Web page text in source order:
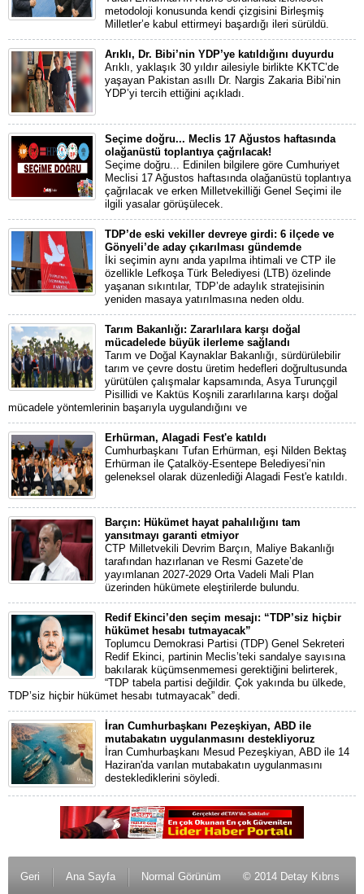
metodoloji konusunda kendi çizgisini Birleşmiş
Milletler’e kabul ettirmeyi başardığı ileri sürüldü.
Arıklı, Dr. Bibi’nin YDP’ye katıldığını duyurdu
Arıklı, yaklaşık 30 yıldır ailesiyle birlikte KKTC’de
yaşayan Pakistan asıllı Dr. Nargis Zakaria Bibi’nin
YDP’yi tercih ettiğini açıkladı.
Seçime doğru... Meclis 17 Ağustos haftasında
olağanüstü toplantıya çağrılacak!
Seçime doğru... Edinilen bilgilere göre Cumhuriyet
Meclisi 17 Ağustos haftasında olağanüstü toplantıya
çağrılacak ve erken Milletvekilliği Genel Seçimi ile
ilgili yasalar görüşülecek.
TDP’de eski vekiller devreye girdi: 6 ilçede ve
Gönyeli’de aday çıkarılması gündemde
İki seçimin aynı anda yapılma ihtimali ve CTP ile
özellikle Lefkoşa Türk Belediyesi (LTB) özelinde
yaşanan sıkıntılar, TDP’de adaylık stratejisinin
yeniden masaya yatırılmasına neden oldu.
Tarım Bakanlığı: Zararlılara karşı doğal
mücadelede büyük ilerleme sağlandı
Tarım ve Doğal Kaynaklar Bakanlığı, sürdürülebilir
tarım ve çevre dostu üretim hedefleri doğrultusunda
yürütülen çalışmalar kapsamında, Asya Turunçgil
Pisillidi ve Kaktüs Koşnili zararlılarına karşı doğal
mücadele yöntemlerinin başarıyla uygulandığını ve
Erhürman, Alagadi Fest'e katıldı
Cumhurbaşkanı Tufan Erhürman, eşi Nilden Bektaş
Erhürman ile Çatalköy-Esentepe Belediyesi’nin
geleneksel olarak düzenlediği Alagadi Fest'e katıldı.
Barçın: Hükümet hayat pahalılığını tam
yansıtmayı garanti etmiyor
CTP Milletvekili Devrim Barçın, Maliye Bakanlığı
tarafından hazırlanan ve Resmi Gazete’de
yayımlanan 2027-2029 Orta Vadeli Mali Plan
üzerinden hükümete eleştirilerde bulundu.
Redif Ekinci’den seçim mesajı: “TDP’siz hiçbir
hükümet hesabı tutmayacak”
Toplumcu Demokrasi Partisi (TDP) Genel Sekreteri
Redif Ekinci, partinin Meclis’teki sandalye sayısına
bakılarak küçümsenmemesi gerektiğini belirterek,
“TDP tabela partisi değildir. Çok yakında bu ülkede,
TDP’siz hiçbir hükümet hesabı tutmayacak” dedi.
İran Cumhurbaşkanı Pezeşkiyan, ABD ile
mutabakatın uygulanmasını destekliyoruz
İran Cumhurbaşkanı Mesud Pezeşkiyan, ABD ile 14
Haziran'da varılan mutabakatın uygulanmasını
desteklediklerini söyledi.
Geri Ana Sayfa Normal Görünüm © 2014 Detay Kıbrıs